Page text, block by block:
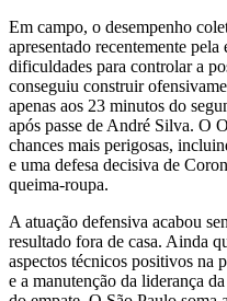
Em campo, o desempenho
apresentado recentemente
dificuldades para controlar a
conseguiu construir
apenas aos 23 minutos do
após passe de André Silva. O
chances mais perigosas,
e uma defesa decisiva de
queima-roupa.
A atuação defensiva acabou
resultado fora de casa. Ainda
aspectos técnicos positivos na
e a manutenção da liderança